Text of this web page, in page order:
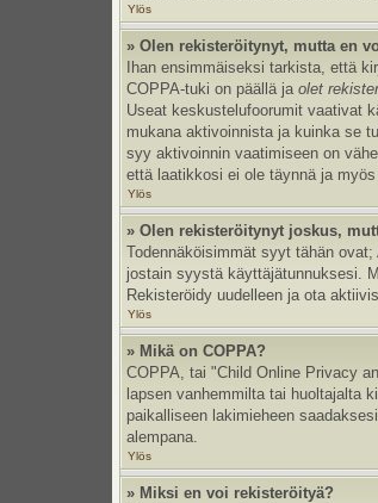
Ylös
» Olen rekisteröitynyt, mutta en
Ihan ensimmäiseksi tarkista, että
COPPA-tuki on päällä jaolet
Useat keskustelufoorumit vaativat
mukana aktivoinnista ja kuinka se
syy aktivoinnin vaatimiseen on
että laatikkosi ei ole täynnä ja
Ylös
» Olen rekisteröitynyt joskus,
Todennäköisimmät syyt tähän
jostain syystä käyttäjätunnuksesi.
Rekisteröidy uudelleen ja ota
Ylös
» Mikä on COPPA?
COPPA, tai "Child Online Privacy
lapsen vanhemmilta tai huoltajalta
paikalliseen lakimieheen
alempana.
Ylös
» Miksi en voi rekisteröityä?